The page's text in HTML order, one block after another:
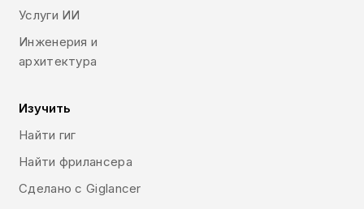
Услуги ИИ
Инженерия и
архитектура
Изучить
Найти гиг
Найти фрилансера
Сделано с Giglancer